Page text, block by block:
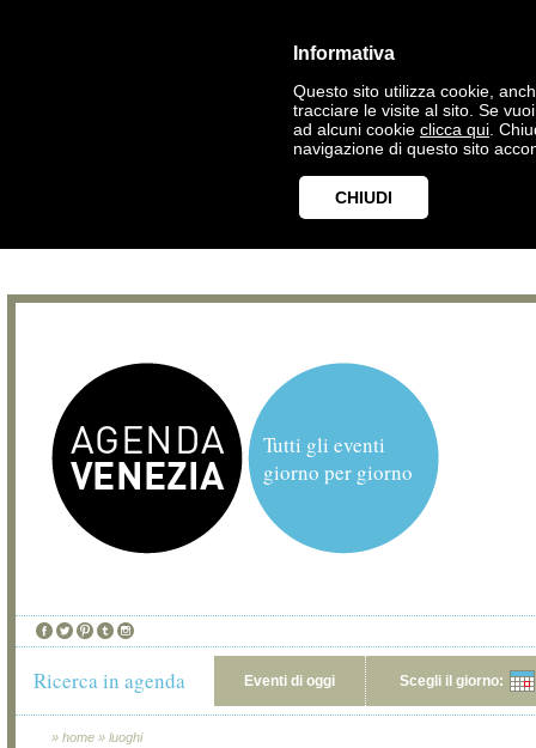
Informativa
Questo sito utilizza cookie,
tracciare le visite al sito. Se
ad alcuni cookie clicca qui .
navigazione di questo sito
CHIUDI
Tutti gli eventi
giorno per giorno
Ricerca in agenda Eventi di oggi Scegli il giorno:
» home » luoghi